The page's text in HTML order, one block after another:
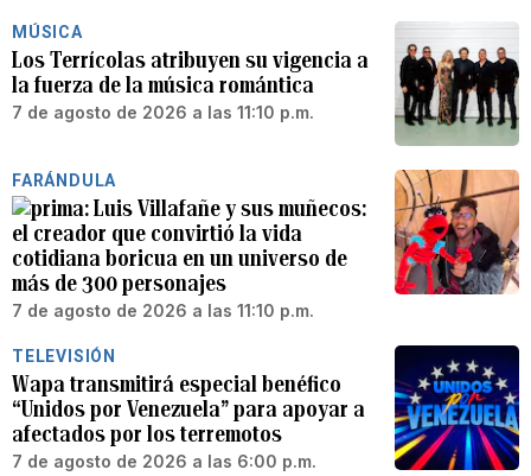
MÚSICA
Los Terrícolas atribuyen su vigencia a
la fuerza de la música romántica
7 de agosto de 2026 a las 11:10 p.m.
FARÁNDULA
Luis Villafañe y sus muñecos:
el creador que convirtió la vida
cotidiana boricua en un universo de
más de 300 personajes
7 de agosto de 2026 a las 11:10 p.m.
TELEVISIÓN
Wapa transmitirá especial benéfico
“Unidos por Venezuela” para apoyar a
afectados por los terremotos
7 de agosto de 2026 a las 6:00 p.m.